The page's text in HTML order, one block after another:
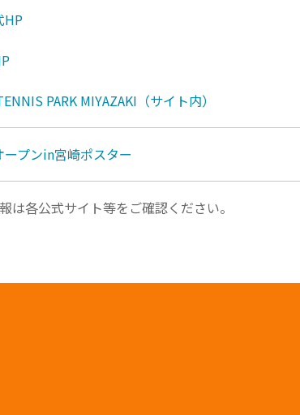
HP
PARK MIYAZAKI（サイト内）
ープンin宮崎ポスター
各公式サイト等をご確認ください。